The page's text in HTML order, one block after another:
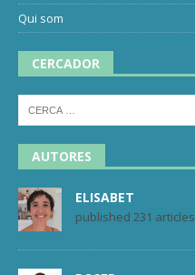
Qui som
CERCADOR
AUTORES
ELISABET
published 231 articles